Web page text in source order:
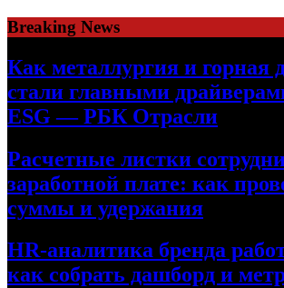
Skip
to
content
Breaking News
Как металлургия и горная
стали главными
ESG — РБК Отрасли
Расчетные листки
заработной плате: как
суммы и удержания
HR-аналитика бренда
как собрать дашборд и